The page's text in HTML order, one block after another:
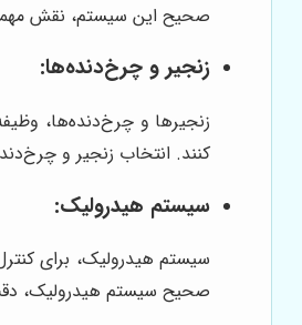
صحیح این سیستم، نقش مهمی
زنجیر و چرخ‌دنده‌ها:
زنجیرها و چرخ‌دنده‌ها،
کنند. انتخاب زنجیر و
سیستم هیدرولیک:
سیستم هیدرولیک، برای
صحیح سیستم هیدرولیک،